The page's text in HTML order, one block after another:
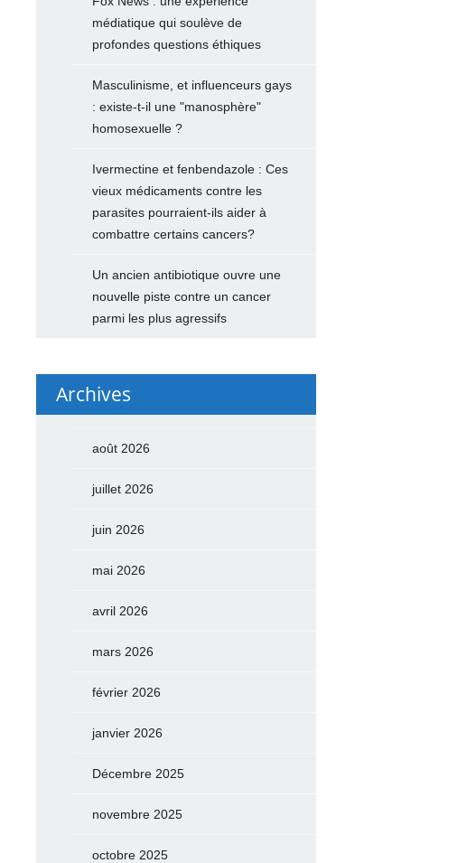
médiatique qui soulève de
profondes questions éthiques
Masculinisme, et influenceurs gays
: existe-t-il une "manosphère"
homosexuelle ?
Ivermectine et fenbendazole : Ces
vieux médicaments contre les
parasites pourraient-ils aider à
combattre certains cancers?
Un ancien antibiotique ouvre une
nouvelle piste contre un cancer
parmi les plus agressifs
Archives
août 2026
juillet 2026
juin 2026
mai 2026
avril 2026
mars 2026
février 2026
janvier 2026
Décembre 2025
novembre 2025
octobre 2025